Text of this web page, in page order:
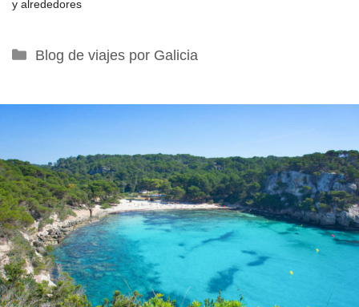
y alrededores
Categorías
Blog de viajes por Galicia